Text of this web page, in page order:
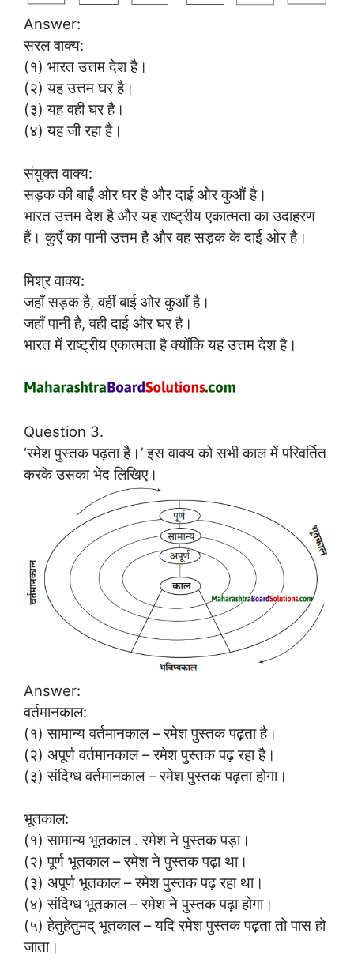
Answer:
सरल वाक्य:
(१) भारत उत्तम देश है।
(२) यह उत्तम घर है।
(३) यह वही घर है।
(४) यह जी रहा है।
संयुक्त वाक्य:
सड़क की बाईं ओर घर है और दाई ओर कुऔं है।
भारत उत्तम देश है और यह राष्ट्रीय एकात्मता का उदाहरण
हैं। कुएँ का पानी उत्तम है और वह सड़क के दाई ओर है।
मिश्र वाक्य:
जहाँ सड़क है, वहीं बाई ओर कुआँ है।
जहाँ पानी है, वही दाई ओर घर है।
भारत में राष्ट्रीय एकात्मता है क्योंकि यह उत्तम देश है।
Question 3.
‘रमेश पुस्तक पढ़ता है।’ इस वाक्य को सभी काल में परिवर्तित
करके उसका भेद लिखिए।
Answer:
वर्तमानकाल:
(१) सामान्य वर्तमानकाल – रमेश पुस्तक पढ़ता है।
(२) अपूर्ण वर्तमानकाल – रमेश पुस्तक पढ़ रहा है।
(३) संदिग्ध वर्तमानकाल – रमेश पुस्तक पढ़ता होगा।
भूतकाल:
(१) सामान्य भूतकाल . रमेश ने पुस्तक पड़ा।
(२) पूर्ण भूतकाल – रमेश ने पुस्तक पढ़ा था।
(३) अपूर्ण भूतकाल – रमेश पुस्तक पढ़ रहा था।
(४) संदिग्ध भूतकाल – रमेश ने पुस्तक पढ़ा होगा।
(५) हेतुहेतुमद् भूतकाल – यदि रमेश पुस्तक पढ़ता तो पास हो
जाता।